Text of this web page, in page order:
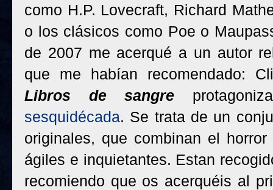
como H.P. Lovecraft, Richard
o los clásicos como Poe o
de 2007 me acerqué a un autor
que me habían recomendado:
Libros de sangre
sesquidécada. Se trata de un
originales, que combinan el
ágiles e inquietantes. Estan
recomiendo que os acerquéis al